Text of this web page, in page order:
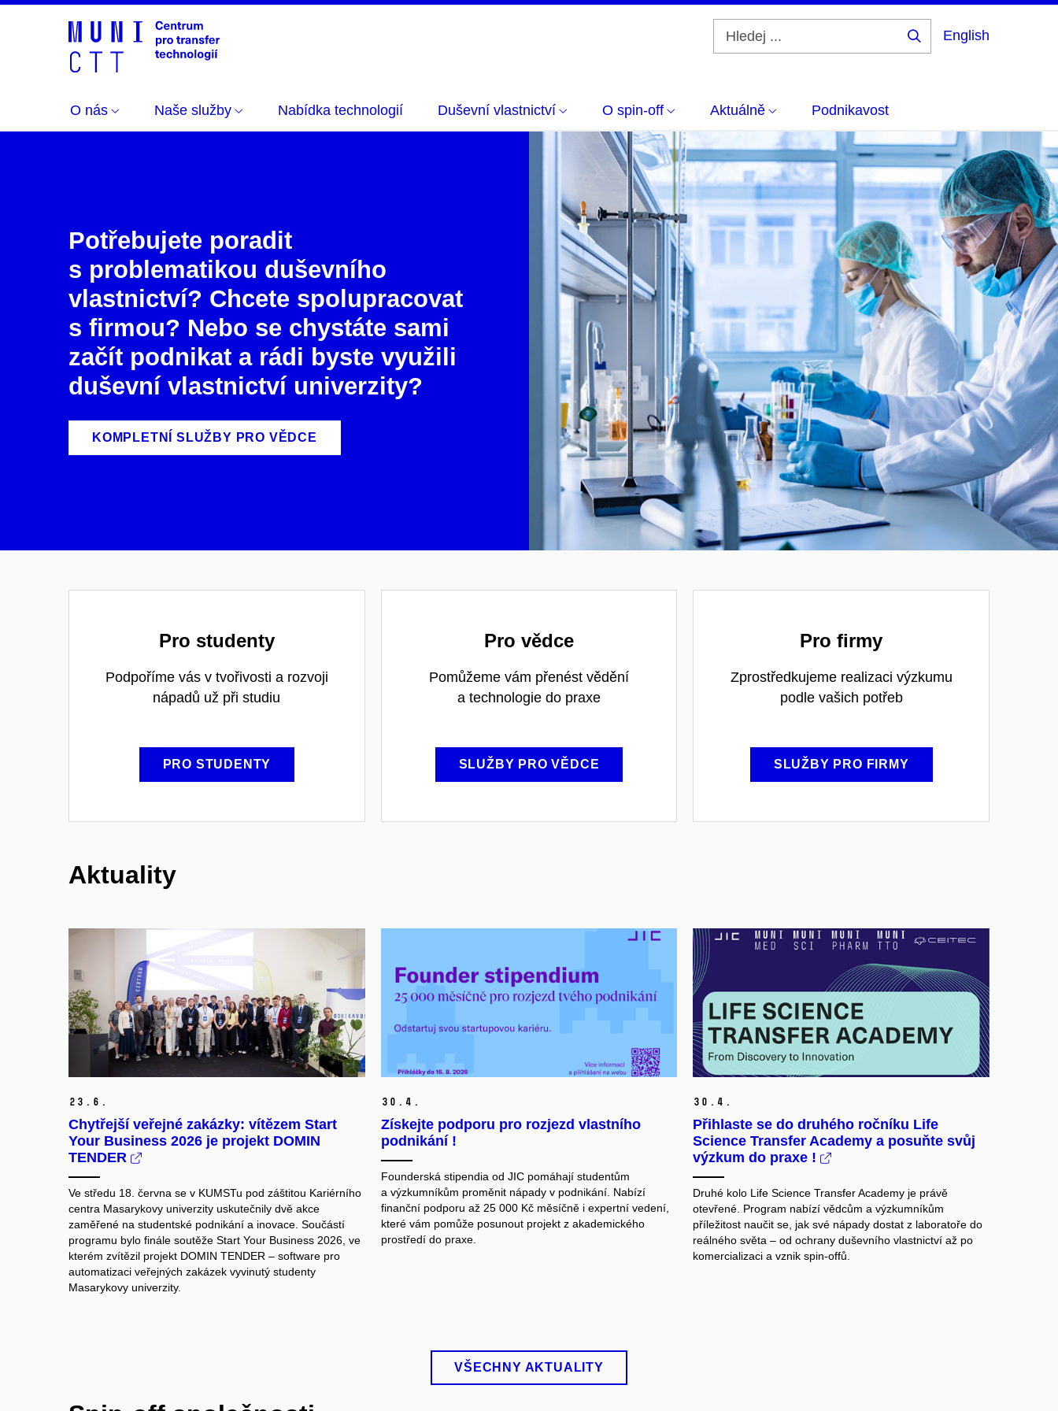
English
O nás Naše služby Nabídka technologií Duševní vlastnictví O spin-off Aktuálně Podnikavost
Potřebujete poradit
s problematikou duševního
vlastnictví? Chcete spolupracovat
s firmou? Nebo se chystáte sami
začít podnikat a rádi byste využili
duševní vlastnictví univerzity?
KOMPLETNÍ SLUŽBY PRO VĚDCE
Pro studenty
Podpoříme vás v tvořivosti a rozvoji
nápadů už při studiu
PRO STUDENTY
Pro vědce
Pomůžeme vám přenést vědění
a technologie do praxe
SLUŽBY PRO VĚDCE
Pro firmy
Zprostředkujeme realizaci výzkumu
podle vašich potřeb
SLUŽBY PRO FIRMY
Aktuality
23. 6.
Chytřejší veřejné zakázky: vítězem Start
Your Business 2026 je projekt DOMIN
TENDER
Ve středu 18. června se v KUMSTu pod záštitou Kariérního
centra Masarykovy univerzity uskutečnily dvě akce
zaměřené na studentské podnikání a inovace. Součástí
programu bylo finále soutěže Start Your Business 2026, ve
kterém zvítězil projekt DOMIN TENDER – software pro
automatizaci veřejných zakázek vyvinutý studenty
Masarykovy univerzity.
30. 4.
Získejte podporu pro rozjezd vlastního
podnikání !
Founderská stipendia od JIC pomáhají studentům
a výzkumníkům proměnit nápady v podnikání. Nabízí
finanční podporu až 25 000 Kč měsíčně i expertní vedení,
které vám pomůže posunout projekt z akademického
prostředí do praxe.
30. 4.
Přihlaste se do druhého ročníku Life
Science Transfer Academy a posuňte svůj
výzkum do praxe !
Druhé kolo Life Science Transfer Academy je právě
otevřené. Program nabízí vědcům a výzkumníkům
příležitost naučit se, jak své nápady dostat z laboratoře do
reálného světa – od ochrany duševního vlastnictví až po
komercializaci a vznik spin-offů.
VŠECHNY AKTUALITY